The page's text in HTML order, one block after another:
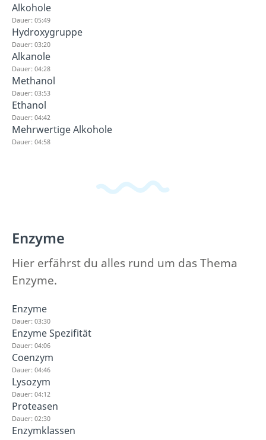
Alkohole
Dauer: 05:49
Hydroxygruppe
Dauer: 03:20
Alkanole
Dauer: 04:28
Methanol
Dauer: 03:53
Ethanol
Dauer: 04:42
Mehrwertige Alkohole
Dauer: 04:58
Enzyme
Hier erfährst du alles rund um das Thema
Enzyme.
Enzyme
Dauer: 03:30
Enzyme Spezifität
Dauer: 04:06
Coenzym
Dauer: 04:46
Lysozym
Dauer: 04:12
Proteasen
Dauer: 02:30
Enzymklassen